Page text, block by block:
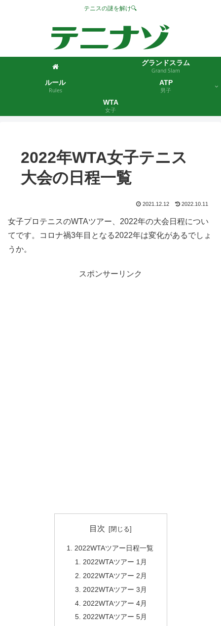
テニスの謎を解け🔍
グランドスラム
Grand Slam
ルール
Rules
ATP
男子
WTA
女子
2022年WTA女子テニス
大会の日程一覧
2021.12.12 2022.10.11
女子プロテニスのWTAツアー、2022年の大会日程につい
てです。コロナ禍3年目となる2022年は変化があるでしょ
うか。
スポンサーリンク
目次
2022WTAツアー日程一覧
2022WTAツアー 1月
2022WTAツアー 2月
2022WTAツアー 3月
2022WTAツアー 4月
2022WTAツアー 5月